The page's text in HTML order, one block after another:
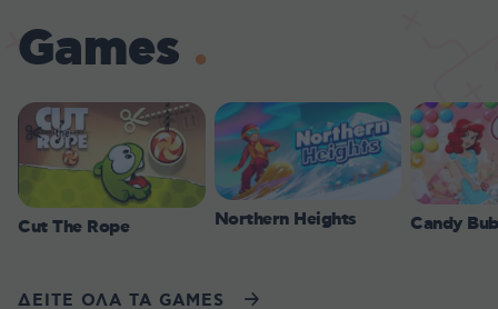
Games
Cut The Rope Northern Heights Candy
ΔΕΙΤΕ ΟΛΑ ΤΑ GAMES